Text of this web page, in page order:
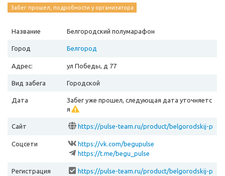
Забег прошел, подробности у организатора
Название Белгородский полумарафон
Город Белгород
Адрес: ул Победы, д 77
Вид забега Городской
Дата
Забег уже прошел, следующая дата уточняетс
я
Сайт
https://pulse-team.ru/product/belgorodskij-p
Соцсети
https://vk.com/begupulse
https://t.me/begu_pulse
Регистрация
https://pulse-team.ru/product/belgorodskij-p